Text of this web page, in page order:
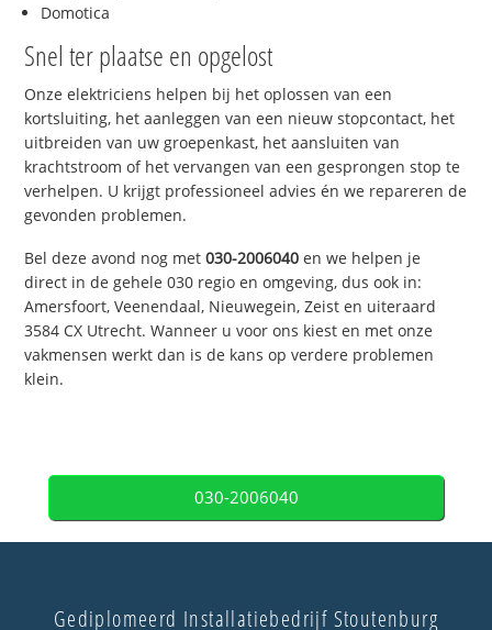
Domotica
Snel ter plaatse en opgelost
Onze elektriciens helpen bij het oplossen van een
kortsluiting, het aanleggen van een nieuw stopcontact, het
uitbreiden van uw groepenkast, het aansluiten van
krachtstroom of het vervangen van een gesprongen stop te
verhelpen. U krijgt professioneel advies én we repareren de
gevonden problemen.
Bel deze avond nog met030-2006040 en we helpen je
direct in de gehele 030 regio en omgeving, dus ook in:
Amersfoort, Veenendaal, Nieuwegein, Zeist en uiteraard
3584 CX Utrecht. Wanneer u voor ons kiest en met onze
vakmensen werkt dan is de kans op verdere problemen
klein.
030-2006040
Gediplomeerd Installatiebedrijf Stoutenburg